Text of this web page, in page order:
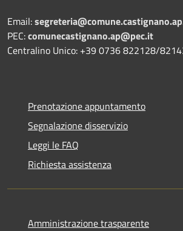
Email:
PEC:comunecastignano.ap@pec.it
Centralino Unico: +39 0736 822128/
Prenotazione appuntamento
Segnalazione disservizio
Leggi le FAQ
Richiesta assistenza
Amministrazione trasparente